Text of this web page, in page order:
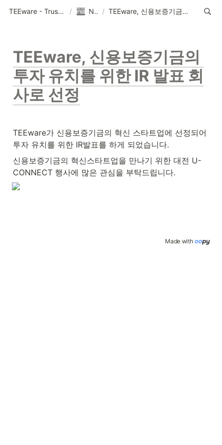
TEEware - Trustworthy Security Solution Provider / News / TEEware, 신용보증기금의 투자 유치를 위한 IR 발표 회사로 선정
TEEware, 신용보증기금의
투자 유치를 위한 IR 발표 회
사로 선정
TEEware가 신용보증기금의 혁신 스타트업에 선정되어
투자 유치를 위한 IR발표를 하게 되었습니다.
신용보증기금의 혁신스타트업을 만나기 위한 대전 U-
CONNECT 행사에 많은 관심을 부탁드립니다.
Made with